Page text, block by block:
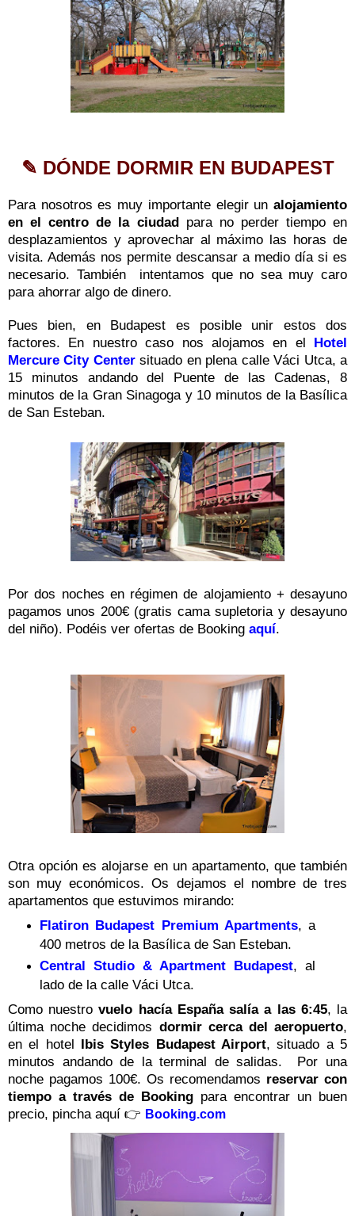
✎ DÓNDE DORMIR EN BUDAPEST
Para nosotros es muy importante elegir un alojamiento
en el centro de la ciudad para no perder tiempo en
desplazamientos y aprovechar al máximo las horas de
visita. Además nos permite descansar a medio día si es
necesario. También intentamos que no sea muy caro
para ahorrar algo de dinero.
Pues bien, en Budapest es posible unir estos dos
factores. En nuestro caso nos alojamos en el Hotel
Mercure City Centersituado en plena calle Váci Utca, a
15 minutos andando del Puente de las Cadenas, 8
minutos de la Gran Sinagoga y 10 minutos de la Basílica
de San Esteban.
Por dos noches en régimen de alojamiento + desayuno
pagamos unos 200€ (gratis cama supletoria y desayuno
del niño). Podéis ver ofertas de Booking aquí.
Otra opción es alojarse en un apartamento, que también
son muy económicos. Os dejamos el nombre de tres
apartamentos que estuvimos mirando:
Flatiron Budapest Premium Apartments, a
400 metros de la Basílica de San Esteban.
Central Studio & Apartment Budapest, al
lado de la calle Váci Utca.
Como nuestrovuelo hacía España salía a las 6:45, la
última noche decidimos dormir cerca del aeropuerto,
en el hotel Ibis Styles Budapest Airport, situado a 5
minutos andando de la terminal de salidas. Por una
noche pagamos 100€. Os recomendamos reservar con
tiempo a través de Booking para encontrar un buen
precio, pincha aquí 👉 Booking.com